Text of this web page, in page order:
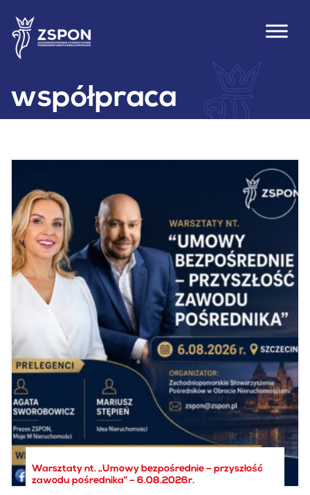
współpraca
Warsztaty nt. „Umowy bezpośrednie – przyszłość
zawodu pośrednika” – 6.08.2026r.